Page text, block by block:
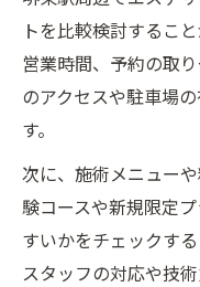
トを比較検討するこ
営業時間、予約の取
のアクセスや駐車場
す。
次に、施術メニュー
験コースや新規限定
すいかをチェックす
スタッフの対応や技